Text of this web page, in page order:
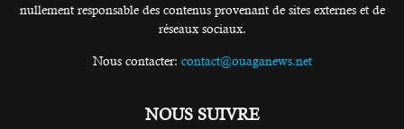
nullement responsable des contenus provenant de sites externes et de
réseaux sociaux.
Nous contacter: contact@ouaganews.net
NOUS SUIVRE